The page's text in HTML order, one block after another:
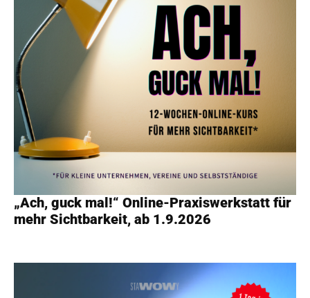
„Ach, guck mal!“ Online-Praxiswerkstatt für
mehr Sichtbarkeit, ab 1.9.2026